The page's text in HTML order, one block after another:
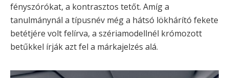
fényszórókat, a kontrasztos tetőt. Amíg a
tanulmánynál a típusnév még a hátsó lökhárító fekete
betétjére volt felírva, a szériamodellnél krómozott
betűkkel írják azt fel a márkajelzés alá.